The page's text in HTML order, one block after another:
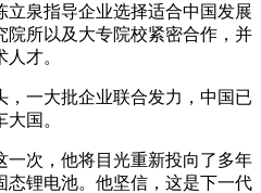
泉指导企业选择适合中国发展
院所以及大专院校紧密合作，并
才。
，一大批企业联合发力，中国已
国。
一次，他将目光重新投向了多年
锂电池。他坚信，这是下一代